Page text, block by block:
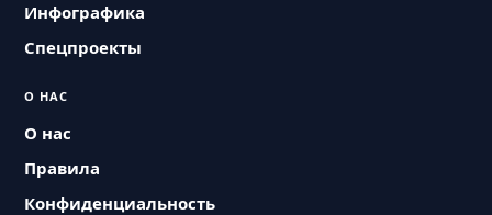
Инфографика
Спецпроекты
О НАС
О нас
Правила
Конфиденциальность